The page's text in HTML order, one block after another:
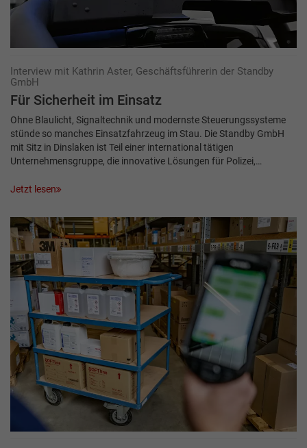
Interview mit Kathrin Aster, Geschäftsführerin der Standby
GmbH
Für Sicherheit im Einsatz
Ohne Blaulicht, Signaltechnik und modernste Steuerungssysteme
stünde so manches Einsatzfahrzeug im Stau. Die Standby GmbH
mit Sitz in Dinslaken ist Teil einer international tätigen
Unternehmensgruppe, die innovative Lösungen für Polizei,…
Jetzt lesen